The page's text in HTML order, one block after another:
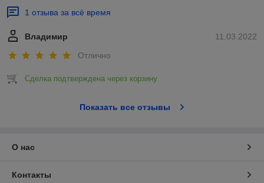
1 отзыва за всё время
11.03.2022
Владимир
Отлично
Сделка подтверждена через корзину
Показать все отзывы
О нас
Контакты